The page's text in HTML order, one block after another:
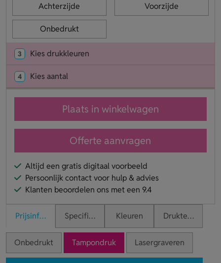
Achterzijde Voorzijde
Onbedrukt
3 Kies drukkleuren
4 Kies aantal
Plaats in winkelwagen
Offerte aanvragen
Altijd een gratis digitaal voorbeeld
Persoonlijk contact voor hulp & advies
Klanten beoordelen ons met een 9.4
PrijsinformatieSpecificaties Kleuren Druktechnieken
Onbedrukt Tampondruk Lasergraveren